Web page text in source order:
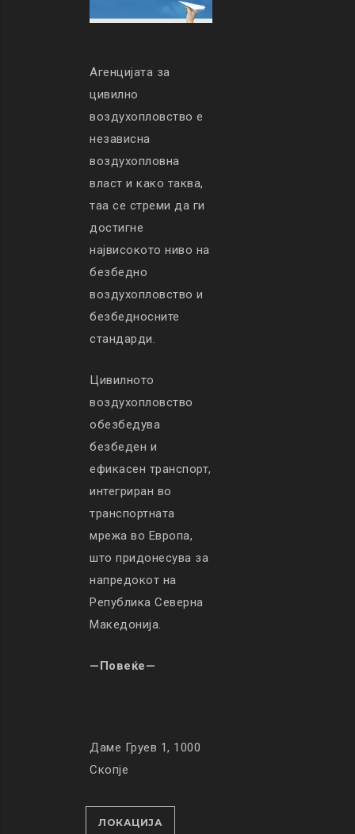
Агенцијата за
цивилно
воздухопловство е
независна
воздухопловна
власт и како таква,
таа се стреми да ги
достигне
највисокото ниво на
безбедно
воздухопловство и
безбедносните
стандарди.
Цивилното
воздухопловство
обезбедува
безбеден и
ефикасен транспорт,
интегриран во
транспортната
мрежа во Европа,
што придонесува за
напредокот на
Република Северна
Македонија.
—Повеќе—
Даме Груев 1, 1000
Скопје
ЛОКАЦИЈА